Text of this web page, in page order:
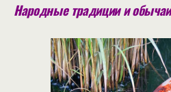
Народные традиции и